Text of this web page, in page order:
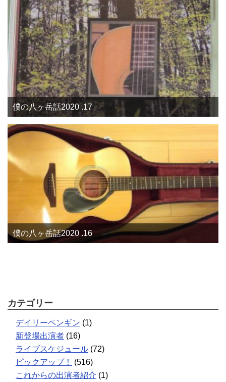
僕の八ヶ岳話2020 .17
僕の八ヶ岳話2020 .16
カテゴリー
デイリーペンギン (1)
新登場出演者 (16)
ライブスケジュール (72)
ピックアップ！
(516)
これからの出演者紹介 (1)